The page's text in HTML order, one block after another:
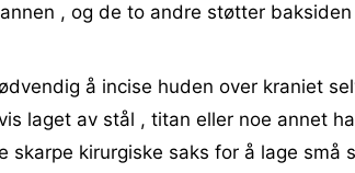
, og de ​​to andre støtter
å incise huden over kraniet
laget av stål , titan eller noe annet
skarpe kirurgiske saks for å lage små